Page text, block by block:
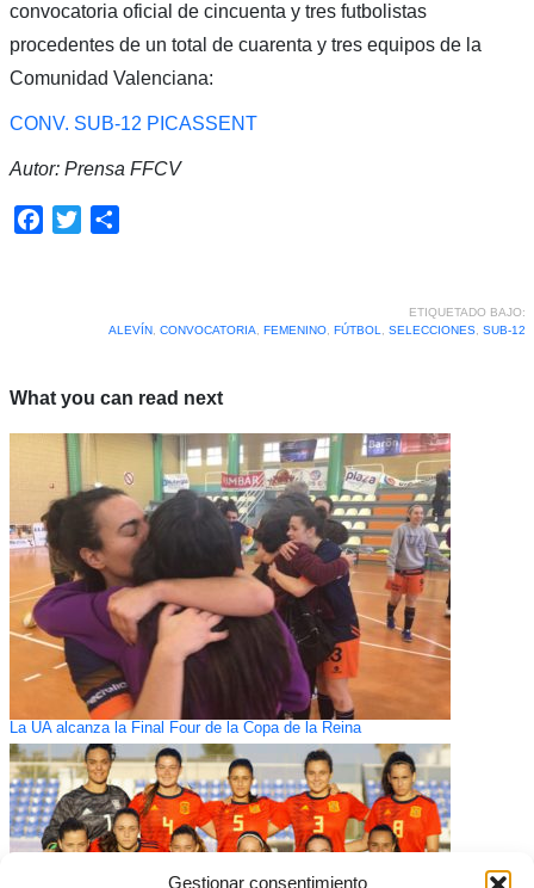
Gestionar consentimiento
convocatoria oficial de cincuenta y tres futbolistas
procedentes de un total de cuarenta y tres equipos de la
Comunidad Valenciana:
CONV. SUB-12 PICASSENT
Autor: Prensa FFCV
Facebook
Twitter
ETIQUETADO BAJO:
ALEVÍN, CONVOCATORIA, FEMENINO, FÚTBOL, SELECCIONES, SUB-12
What you can read next
La UA alcanza la Final Four de la Copa de la Reina